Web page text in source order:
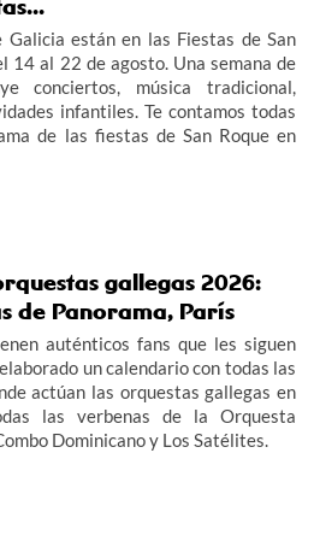
Galicia están en las Fiestas de San
14 al 22 de agosto. Una semana de
conciertos, música tradicional,
infantiles. Te contamos todas
de las fiestas de San Roque en
gallegas 2026:
de Panorama, París
auténticos fans que les siguen
un calendario con todas las
actúan las orquestas gallegas en
las verbenas de la Orquesta
Dominicano y Los Satélites.